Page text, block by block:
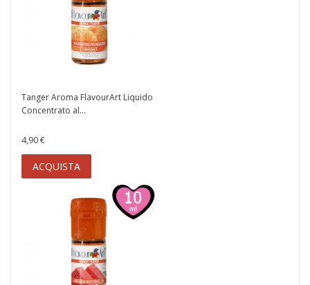
Tanger Aroma FlavourArt Liquido
Concentrato al...
4,90 €
ACQUISTA